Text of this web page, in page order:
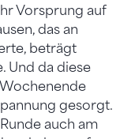
Vorsprung auf
das an
beträgt
Und da diese
gesorgt.
auch am